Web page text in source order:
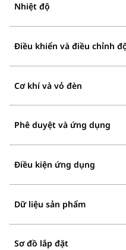
Nhiệt độ
Điều khiển và điều chỉnh
Cơ khí và vỏ đèn
Phê duyệt và ứng dụng
Điều kiện ứng dụng
Dữ liệu sản phẩm
Sơ đồ lắp đặt